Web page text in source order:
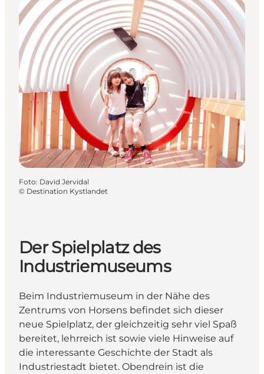
Foto: David Jervidal
© Destination Kystlandet
Der Spielplatz des
Industriemuseums
Beim Industriemuseum in der Nähe des
Zentrums von Horsens befindet sich dieser
neue Spielplatz, der gleichzeitig sehr viel Spaß
bereitet, lehrreich ist sowie viele Hinweise auf
die interessante Geschichte der Stadt als
Industriestadt bietet. Obendrein ist die